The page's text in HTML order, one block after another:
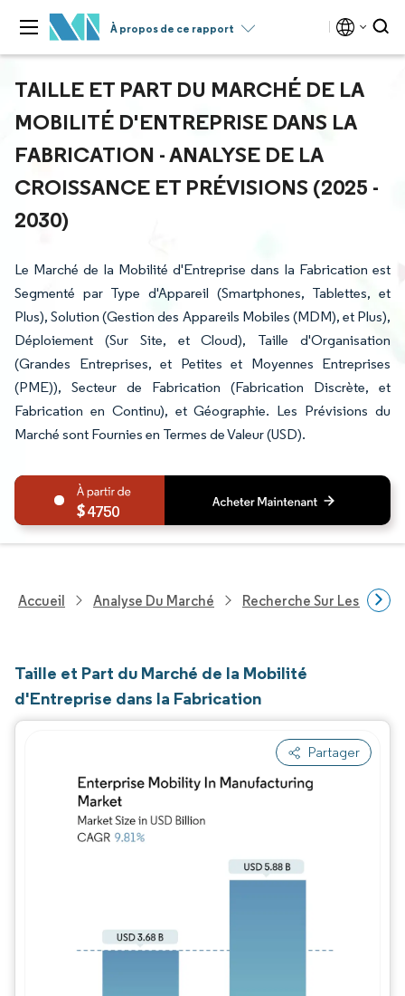
À propos de ce rapport
TAILLE ET PART DU MARCHÉ DE LA
MOBILITÉ D'ENTREPRISE DANS LA
FABRICATION - ANALYSE DE LA
CROISSANCE ET PRÉVISIONS (2025 -
2030)
Le Marché de la Mobilité d'Entreprise dans la Fabrication est
Segmenté par Type d'Appareil (Smartphones, Tablettes, et
Plus), Solution (Gestion des Appareils Mobiles (MDM), et Plus),
Déploiement (Sur Site, et Cloud), Taille d'Organisation
(Grandes Entreprises, et Petites et Moyennes Entreprises
(PME)), Secteur de Fabrication (Fabrication Discrète, et
Fabrication en Continu), et Géographie. Les Prévisions du
Marché sont Fournies en Termes de Valeur (USD).
4750
Accueil Analyse Du Marché Recherche Sur Les
Taille et Part du Marché de la Mobilité
d'Entreprise dans la Fabrication
Partager
Image © Mordor Intelligence. La